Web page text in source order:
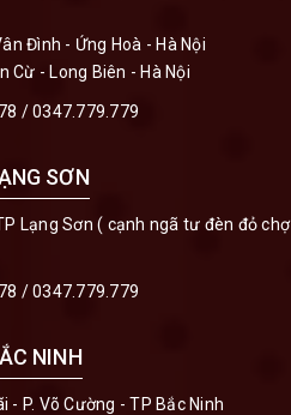
Đình - Ứng Hoà - Hà Nội
Cừ - Long Biên - Hà Nội
/0347.779.779
SƠN
Lạng Sơn ( cạnh ngã tư đèn đỏ chợ
/0347.779.779
NINH
- P. Võ Cường - TP Bắc Ninh